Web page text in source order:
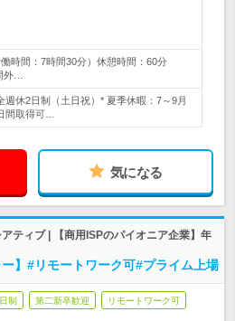
時間：7時間30分）休憩時間：60分
外…
週休2日制（土日祝）* 夏季休暇：7～9月
間取得可…
気になる
ティブ | 【商用ISPのパイオニア企業】年
ー】#リモートワーク可#プライム上場
制 第二新卒歓迎 リモートワーク可